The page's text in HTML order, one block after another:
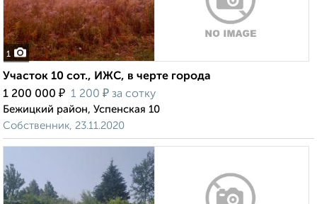
1
Участок 10 сот., ИЖС, в черте города
1 200 000 ₽ 1 200 ₽ за сотку
Бежицкий район, Успенская 10
Собственник, 23.11.2020